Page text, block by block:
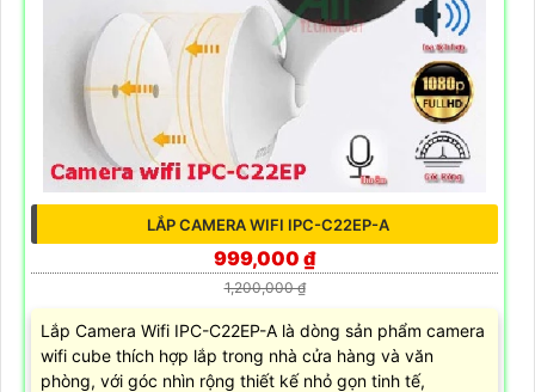
LẮP CAMERA WIFI IPC-C22EP-A
999,000 ₫
1,200,000 ₫
Lắp Camera Wifi IPC-C22EP-A là dòng sản phẩm camera
wifi cube thích hợp lắp trong nhà cửa hàng và văn
phòng, với góc nhìn rộng thiết kế nhỏ gọn tinh tế,